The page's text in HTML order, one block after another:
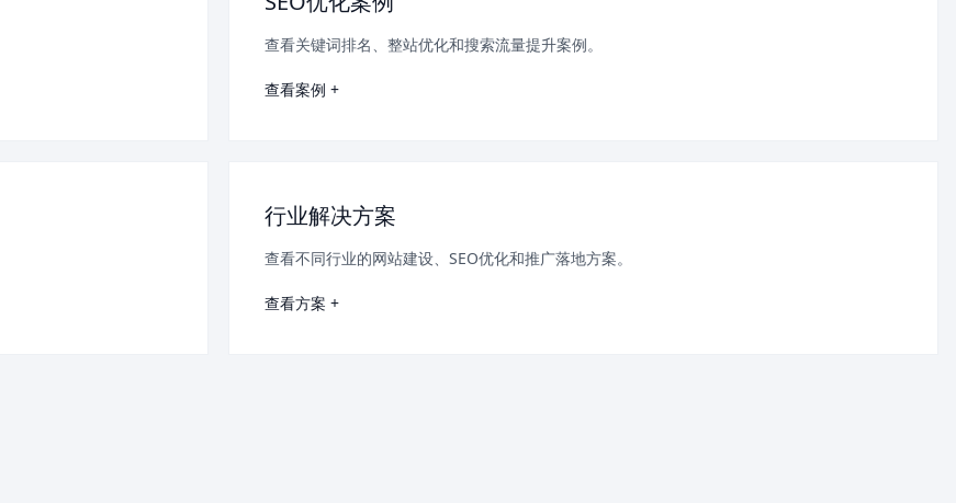
查看关键词排名、整站优化和搜索流量提升案例。
查看案例 +
行业解决方案
查看不同行业的网站建设、SEO优化和推广落地方案。
查看方案 +